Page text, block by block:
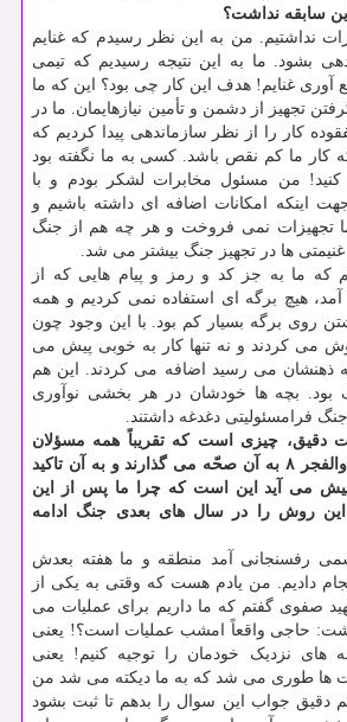
نداشتیم. من به این نظر رسیدم که غنایم
بشود. ما به این نتیجه رسیدیم که تیمی
آوری غنایم! هدف این کار چی بود؟ این که ما
تجهیز از دشمن و تأمین نیازهایمان. ما در
های مفقوده کار را از نظر سازماندهی پیدا کردیم که
کار ما کم نقص باشد. کسی به ما نگفته بود
کنید! من مسئول مخابرات لشکر بودم و با
جهت اینکه امکانات اضافه ای داشته باشیم و
تجهیزات نمی فروخت و هر چه هم از جنگ
ها در تجهیز جنگ بیشتر می شد.
که ما به جز کد و رمز و پیام هایی که از
هیچ برگه ای استفاده نمی کردیم و همه
روی برگه بسیار کم بود. با این وجود چون
می کردند و نه تنها کار به خوبی پیش می
ذهنشان می رسید اضافه می کردند. این هم
بود. بچه ها خودشان در هر بخشی نوآوری
فرامسئولیتی دغدغه داشتند.
دقیق، چیزی است که تقریباً همه مسؤلان
جنگ در مورد عملیات والفجر ۸ به آن صحّه می گذارند و به آن تاکید
می آید این است که چرا ما پس از این
موفقیت در والفجر۸ این روش را در سال های بعدی جنگ ادامه
رفسنجانی آمد منطقه و ما هفته بعدش
کربلای ۵ را انجام دادیم. من یادم هست که وقتی به یکی از
صفوی گفتم که ما داریم برای عملیات می
حاجی واقعاً امشب عملیات است؟! یعنی
های نزدیک خودمان را توجیه کنیم! یعنی
ها طوری می شد که به ما دیکته می شد من
دقیق جواب این سوال را بدهم تا ثبت بشود